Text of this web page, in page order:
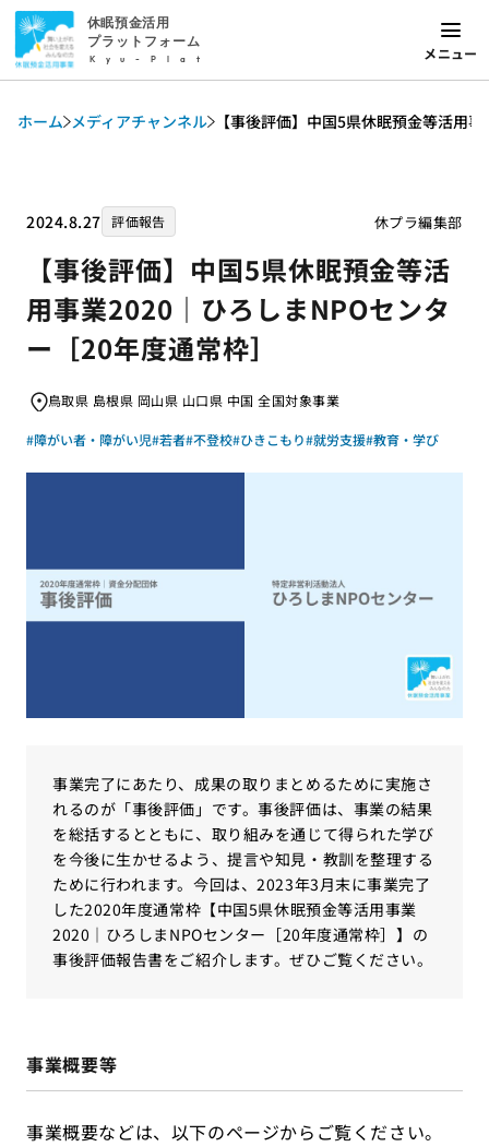
休眠預金活用
プラットフォーム
Kyu-Plat メニュー
ホーム メディアチャンネル 【事後評価】中国5県休眠預金等活用
2024.8.27 評価報告 休プラ編集部
【事後評価】中国5県休眠預金等活
用事業2020｜ひろしまNPOセンタ
ー［20年度通常枠］
鳥取県 島根県 岡山県 山口県 中国 全国対象事業
#障がい者・障がい児#若者#不登校#ひきこもり#就労支援#教育・学び
事業完了にあたり、成果の取りまとめるために実施さ
れるのが「事後評価」です。事後評価は、事業の結果
を総括するとともに、取り組みを通じて得られた学び
を今後に生かせるよう、提言や知見・教訓を整理する
ために行われます。今回は、2023年3月末に事業完了
した2020年度通常枠【中国5県休眠預金等活用事業
2020｜ひろしまNPOセンター［20年度通常枠］】の
事後評価報告書をご紹介します。ぜひご覧ください。
事業概要等
事業概要などは、以下のページからご覧ください。